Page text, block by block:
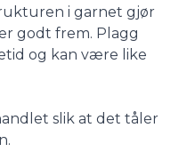
i garnet gjør
godt frem. Plagg
og kan være like
slik at det tåler